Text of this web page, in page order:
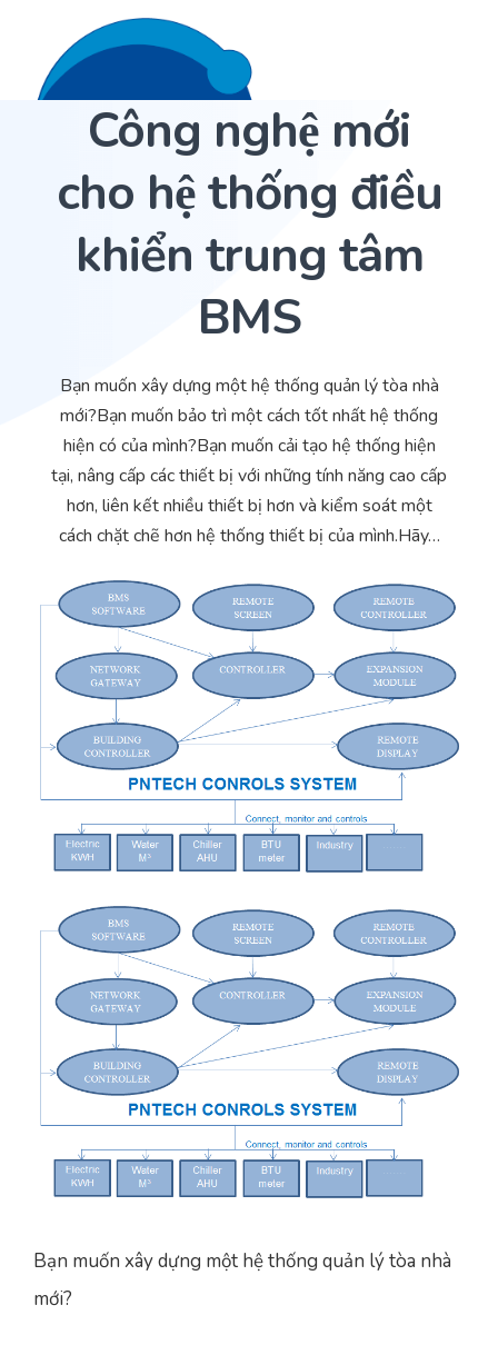
Trang Chủ
Giới thiệu
Dịch Vụ
Nhà sản xuất thiết bị điều khiển
Cung cấp giải pháp quản lý cho toà nhà (BMS)
Bảo trì – Bảo dưỡng hệ thống
Tư vấn thiết kế, thi công tủ điều khiển
Thi công – Lắp đặt hệ thống HVAC
Bài viết
Hợp tác
Yêu cầu báo giá
Liên hệ 24/7
Công nghệ mới
cho hệ thống điều
khiển trung tâm
BMS
Bạn muốn xây dựng một hệ thống quản lý tòa nhà
mới?Bạn muốn bảo trì một cách tốt nhất hệ thống
hiện có của mình?Bạn muốn cải tạo hệ thống hiện
tại, nâng cấp các thiết bị với những tính năng cao cấp
hơn, liên kết nhiều thiết bị hơn và kiểm soát một
cách chặt chẽ hơn hệ thống thiết bị của mình.Hãy…
Bạn muốn xây dựng một hệ thống quản lý tòa nhà
mới?